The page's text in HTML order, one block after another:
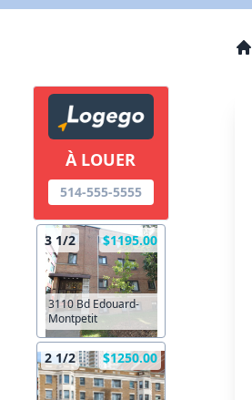
À LOUER
514-555-5555
3 1/2 $1195.00
3110 Bd Edouard-
Montpetit
2 1/2 $1250.00